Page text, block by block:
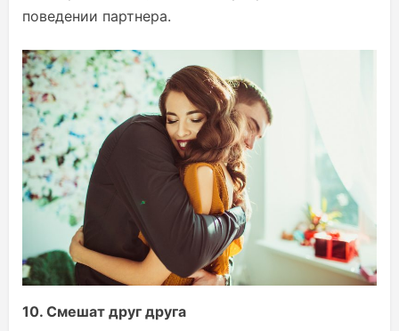
поведении партнера.
10. Смешат друг друга